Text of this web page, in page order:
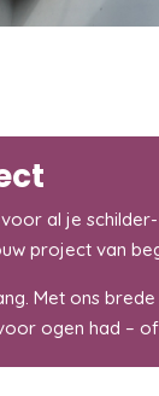
al je
project van
Met ons
ogen had –